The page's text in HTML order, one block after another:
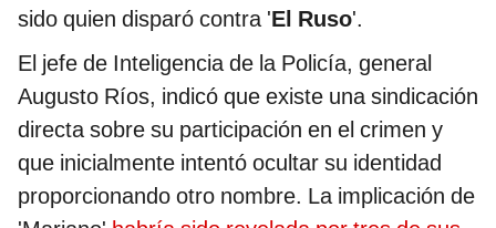
sido quien disparó contra 'El Ruso'.
El jefe de Inteligencia de la Policía, general
Augusto Ríos, indicó que existe una sindicación
directa sobre su participación en el crimen y
que inicialmente intentó ocultar su identidad
proporcionando otro nombre. La implicación de